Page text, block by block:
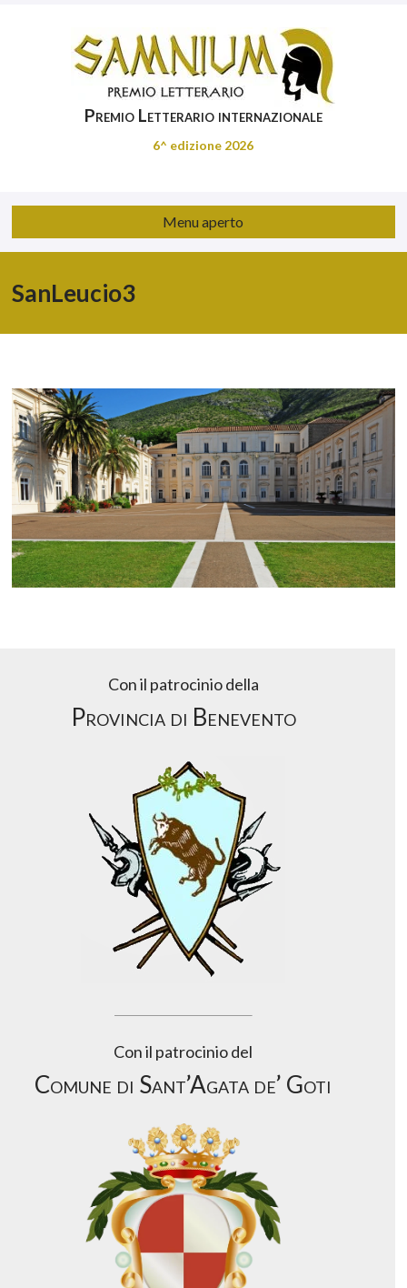
Premio Letterario internazionale
6^ edizione 2026
Menu aperto
SanLeucio3
Con il patrocinio della
Provincia di Benevento
Con il patrocinio del
Comune di Sant’Agata de’ Goti